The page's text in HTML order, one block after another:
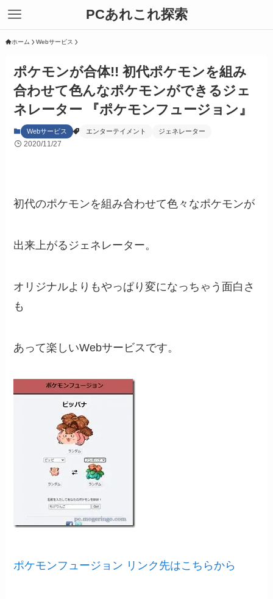
PCあれこれ探索
ホーム Webサービス
ポケモンが合体!! 初代ポケモンを組み
合わせて色んなポケモンができるジェ
ネレーター 『ポケモンフュージョン』
Webサービス エンターテイメント ジェネレーター
2020/11/27
初代のポケモンを組み合わせて色々なポケモンが
出来上がるジェネレーター。
オリジナルよりもやっぱり変になっちゃう面白さ
も
あって楽しいWebサービスです。
ポケモンフュージョン リンク先はこちらから